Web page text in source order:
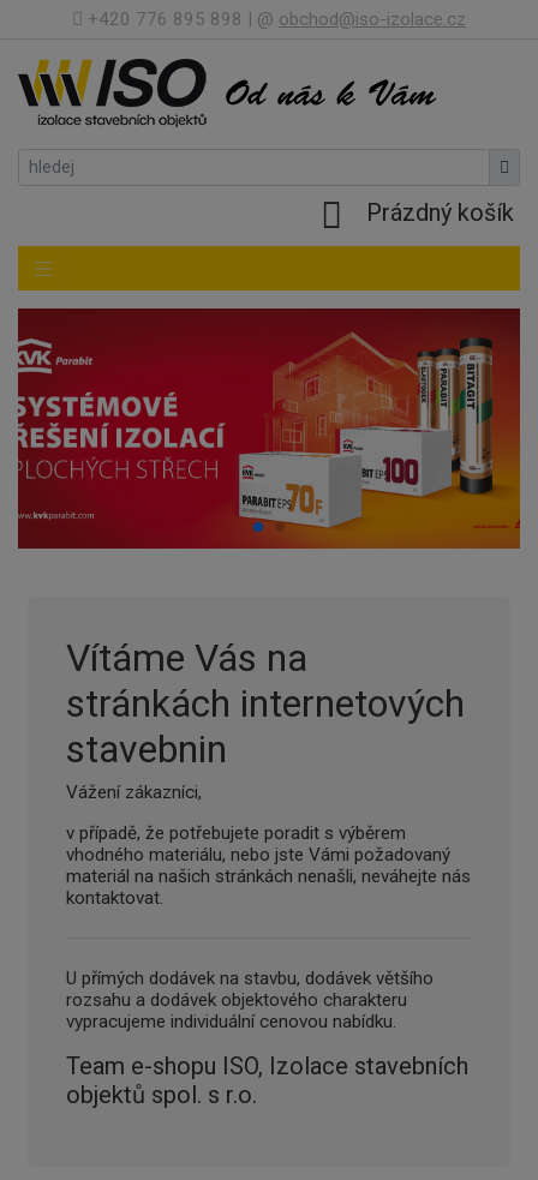
+420 776 895 898 | @ obchod@iso-izolace.cz
Prázdný košík
Toggle navigation
Vítáme Vás na
stránkách internetových
stavebnin
Vážení zákazníci,
v případě, že potřebujete poradit s výběrem
vhodného materiálu, nebo jste Vámi požadovaný
materiál na našich stránkách nenašli, neváhejte nás
kontaktovat.
U přímých dodávek na stavbu, dodávek většího
rozsahu a dodávek objektového charakteru
vypracujeme individuální cenovou nabídku.
Team e-shopu ISO, Izolace stavebních
objektů spol. s r.o.